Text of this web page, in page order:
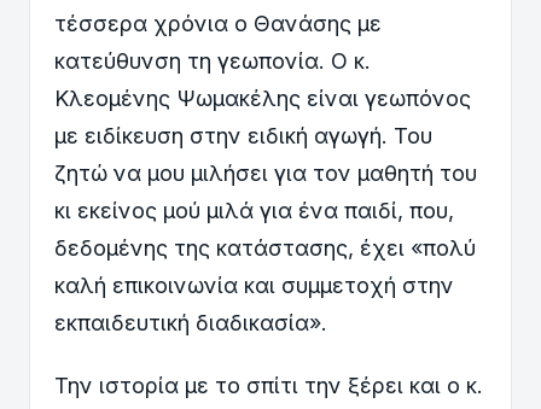
τέσσερα χρόνια ο Θανάσης με
κατεύθυνση τη γεωπονία. Ο κ.
Κλεομένης Ψωμακέλης είναι γεωπόνος
με ειδίκευση στην ειδική αγωγή. Του
ζητώ να μου μιλήσει για τον μαθητή του
κι εκείνος μού μιλά για ένα παιδί, που,
δεδομένης της κατάστασης, έχει «πολύ
καλή επικοινωνία και συμμετοχή στην
εκπαιδευτική διαδικασία».
Την ιστορία με το σπίτι την ξέρει και ο κ.